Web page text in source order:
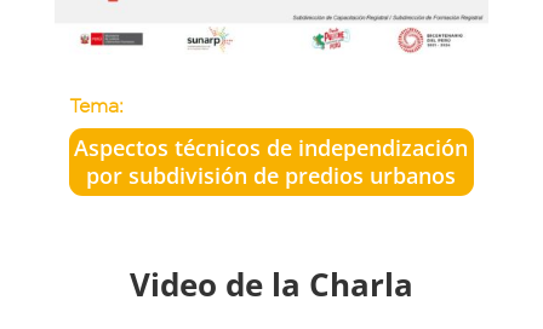
Tema:
Aspectos técnicos de independización
por subdivisión de predios urbanos
Video de la Charla